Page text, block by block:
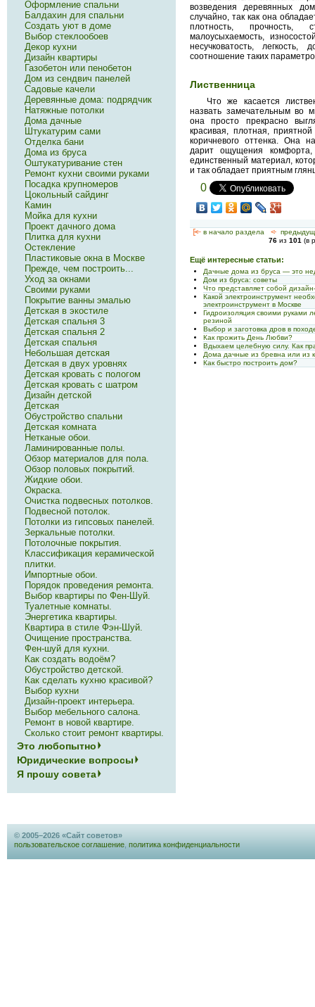
возведения деревянных
случайно, так как она
плотность, прочность,
малоусыхаемость,
несучковатость, легкость,
соотношение таких
Лиственница
Что же касается
назвать замечательным во
она просто прекрасно
красивая, плотная,
коричневого оттенка. Она
дарит ощущения
единственный материал,
и так обладает приятным
0
[<— в начало раздела <-
76из 101 (в
Ещё интересные статьи:
Дачные дома из бруса — это
Дом из бруса: советы
Что представляет собой
Какой электроинструмент
электроинструмент в Москве
Гидроизоляция своими руками
резиной
Выбор и заготовка дров в
Как прожить День Любви?
Вдыхаем целебную силу. Как
Дома дачные из бревна или из
Как быстро построить дом?
Оформление спальни
Балдахин для спальни
Создать уют в доме
Выбор стеклообоев
Декор кухни
Дизайн квартиры
Газобетон или пенобетон
Дом из сендвич панелей
Садовые качели
Деревянные дома: подрядчик
Натяжные потолки
Дома дачные
Штукатурим сами
Отделка бани
Дома из бруса
Оштукатуривание стен
Ремонт кухни своими руками
Посадка крупномеров
Цокольный сайдинг
Камин
Мойка для кухни
Проект дачного дома
Плитка для кухни
Остекление
Пластиковые окна в Москве
Прежде, чем построить...
Уход за окнами
Своими руками
Покрытие ванны эмалью
Детская в экостиле
Детская спальня 3
Детская спальня 2
Детская спальня
Небольшая детская
Детская в двух уровнях
Детская кровать с пологом
Детская кровать с шатром
Дизайн детской
Детская
Обустройство спальни
Детская комната
Нетканые обои.
Ламинированные полы.
Обзор материалов для пола.
Обзор половых покрытий.
Жидкие обои.
Окраска.
Очистка подвесных потолков.
Подвесной потолок.
Потолки из гипсовых панелей.
Зеркальные потолки.
Потолочные покрытия.
Классификация керамической
плитки.
Импортные обои.
Порядок проведения ремонта.
Выбор квартиры по Фен-Шуй.
Туалетные комнаты.
Энергетика квартиры.
Квартира в стиле Фэн-Шуй.
Очищение пространства.
Фен-шуй для кухни.
Как создать водоём?
Обустройство детской.
Как сделать кухню красивой?
Выбор кухни
Дизайн-проект интерьера.
Выбор мебельного салона.
Ремонт в новой квартире.
Сколько стоит ремонт квартиры.
Это любопытно
Юридические вопросы
Я прошу совета
© 2005–2026 «Сайт советов»
пользовательское соглашение политика конфиденциальности